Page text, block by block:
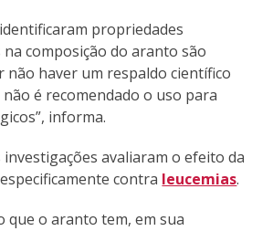
propriedades
composição do aranto são
não haver um respaldo científico
é recomendado o uso para
informa.
investigações avaliaram o efeito da
contra leucemias.
que o aranto tem, em sua